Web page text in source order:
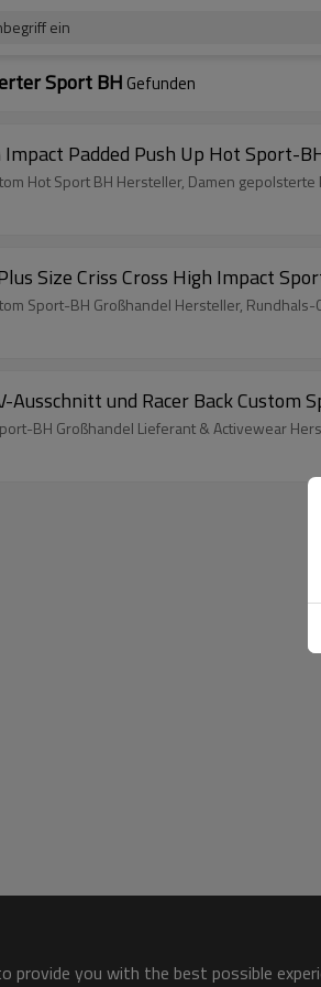
ein
Sport BH Gefunden
Padded Push Up Hot Sport-
Hot Sport BH Hersteller, Damen
Size Criss Cross High Impact
Sport-BH Großhandel Hersteller,
Ausschnitt und Racer Back Custom
BH Großhandel Lieferant & Activewear
provide you with the best possible